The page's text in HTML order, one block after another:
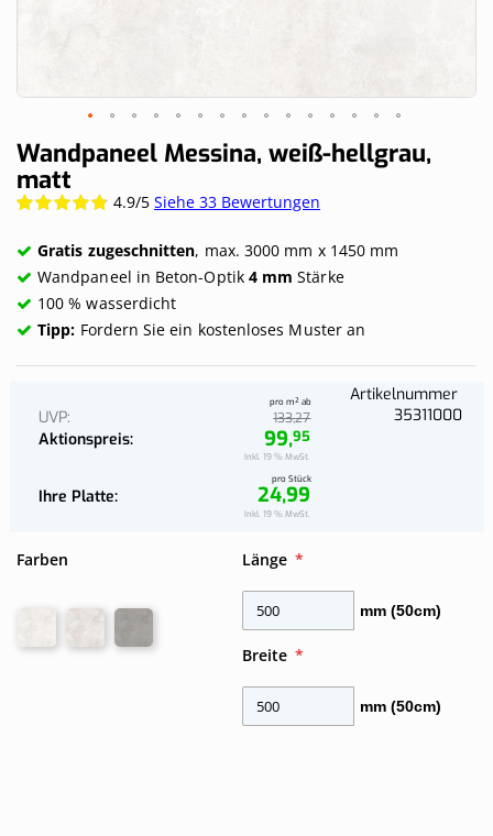
Skip
to
the
beginning
the
gallery
Wandpaneel Messina, weiß-hellgrau,
matt
Wertung:
4.9/5 Siehe 33 Bewertungen
Gratis zugeschnitten, max. 3000 mm x 1450 mm
Wandpaneel in Beton-Optik 4 mm Stärke
100 % wasserdicht
Tipp: Fordern Sie ein kostenloses Muster an
UVP 133,27
Aktionspreis
pro m² ab
99,95
Inkl. 19 % MwSt.
Ihre Platte
pro Stück
24,99
Inkl. 19 % MwSt.
Artikelnummer
35311000
Farben Länge
mm (50cm)
Breite
mm (50cm)